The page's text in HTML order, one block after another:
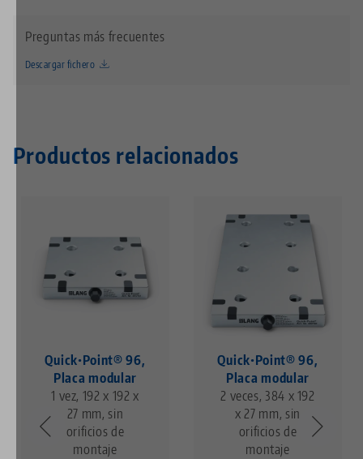
Preguntas más frecuentes
Descargar fichero
Productos relacionados
Quick•Point® 96,
Placa modular
1 vez, 192 x 192 x
27 mm, sin
orificios de
montaje
Quick•Point® 96,
Placa modular
2 veces, 384 x 192
x 27 mm, sin
orificios de
montaje